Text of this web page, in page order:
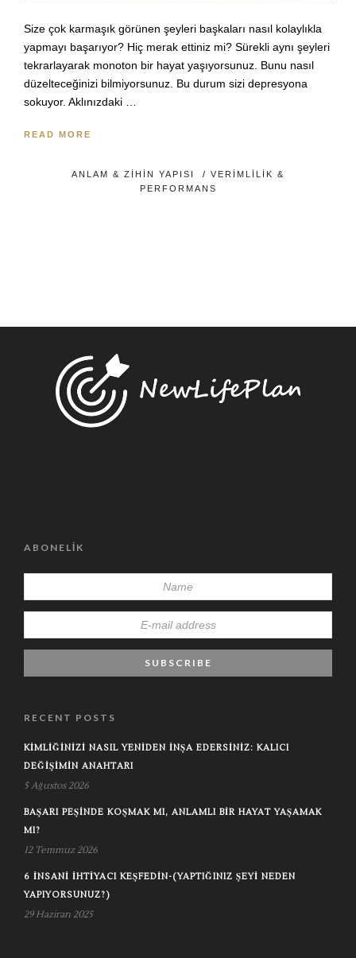
Size çok karmaşık görünen şeyleri başkaları nasıl kolaylıkla
yapmayı başarıyor? Hiç merak ettiniz mi? Sürekli aynı şeyleri
tekrarlayarak monoton bir hayat yaşıyorsunuz. Bunu nasıl
düzelteceğinizi bilmiyorsunuz. Bu durum sizi depresyona
sokuyor. Aklınızdaki …
READ MORE
ANLAM & ZIHIN YAPISI / VERIMLILIK &
PERFORMANS
ABONELIK
RECENT POSTS
KIMLIĞINIZI NASIL YENIDEN İNŞA EDERSINIZ: KALICI
DEĞIŞIMIN ANAHTARI
5 Ağustos 2026
BAŞARI PEŞINDE KOŞMAK MI, ANLAMLI BIR HAYAT YAŞAMAK
MI?
12 Temmuz 2026
6 İNSANI İHTIYACI KEŞFEDIN-(YAPTIĞINIZ ŞEYI NEDEN
YAPIYORSUNUZ?)
29 Haziran 2025